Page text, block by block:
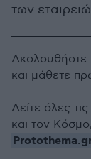
των
Ακολουθήστε
και μάθετε
Δείτε όλες
και τον